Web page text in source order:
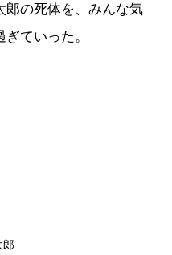
の死体を、みんな気
ていった。
郎